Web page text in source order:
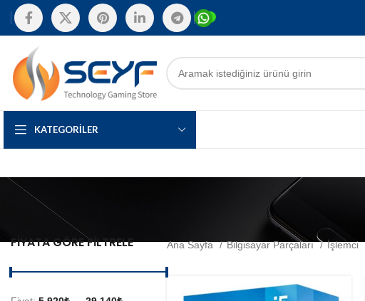
KATEGORILER
FIYATA GÖRE FILTRELE Ana Sayfa Bilgisayar Parçaları İşlemci